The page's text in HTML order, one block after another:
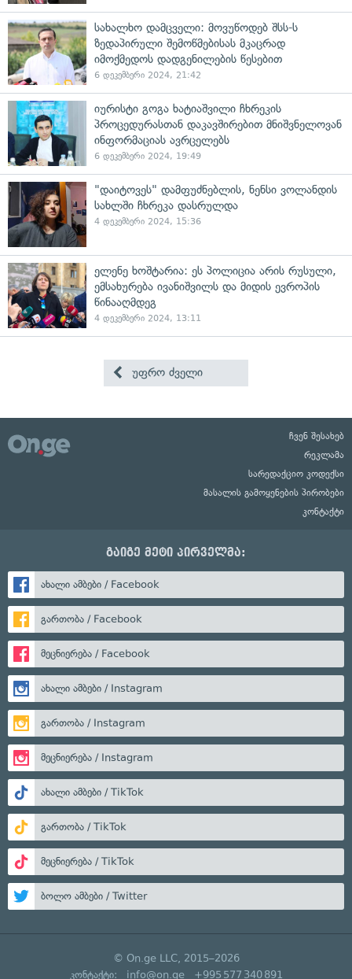
სახალხო დამცველი: მოვუწოდებ შსს-ს
ზედაპირული შემოწმებისას მკაცრად
იმოქმედოს დადგენილების წესებით
6 დეკემბერი 2024, 21:42
იურისტი გოგა ხატიაშვილი ჩხრეკის
პროცედურასთან დაკავშირებით მნიშვნელოვან
ინფორმაციას ავრცელებს
6 დეკემბერი 2024, 19:49
"დაიტოვეს" დამფუძნებლის, ნენსი ვოლანდის
სახლში ჩხრეკა დასრულდა
4 დეკემბერი 2024, 15:36
ელენე ხოშტარია: ეს პოლიცია არის რუსული,
ემსახურება ივანიშვილს და მიდის ევროპის
წინააღმდეგ
4 დეკემბერი 2024, 13:11
უფრო ძველი
ჩვენ შესახებ
რეკლამა
სარედაქციო კოდექსი
მასალის გამოყენების პირობები
კონტაქტი
გაიგე მეტი პირველმა:
ახალი ამბები / Facebook
გართობა / Facebook
მეცნიერება / Facebook
ახალი ამბები / Instagram
გართობა / Instagram
მეცნიერება / Instagram
ახალი ამბები / TikTok
გართობა / TikTok
მეცნიერება / TikTok
ბოლო ამბები / Twitter
© On.ge LLC, 2015–2026
კონტაქტი: info@on.ge +995 577 340 891